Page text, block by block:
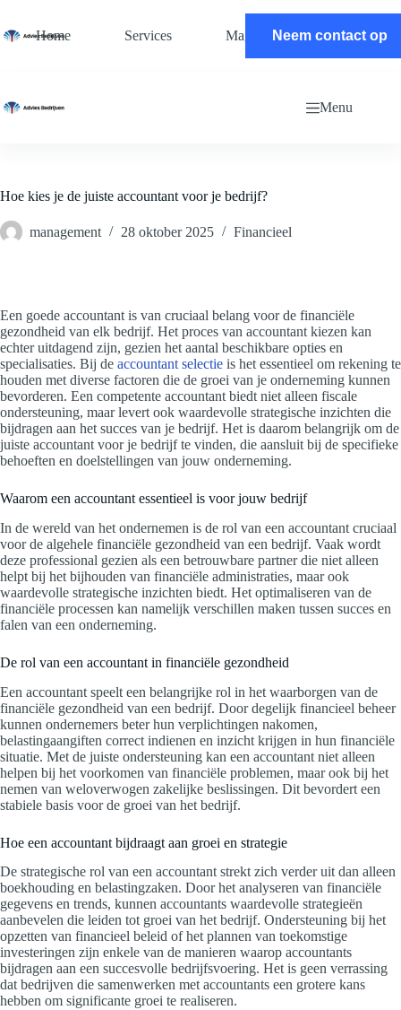
de
Home Services Magazine Contact
Neem contact op
Menu
Hoe kies je de juiste accountant voor je bedrijf?
management 28 oktober 2025 Financieel
Een goede accountant is van cruciaal belang voor de financiële
gezondheid van elk bedrijf. Het proces van accountant kiezen kan
echter uitdagend zijn, gezien het aantal beschikbare opties en
specialisaties. Bij de accountant selectie is het essentieel om rekening te
houden met diverse factoren die de groei van je onderneming kunnen
bevorderen. Een competente accountant biedt niet alleen fiscale
ondersteuning, maar levert ook waardevolle strategische inzichten die
bijdragen aan het succes van je bedrijf. Het is daarom belangrijk om de
juiste accountant voor je bedrijf te vinden, die aansluit bij de specifieke
behoeften en doelstellingen van jouw onderneming.
Waarom een accountant essentieel is voor jouw bedrijf
In de wereld van het ondernemen is de rol van een accountant cruciaal
voor de algehele financiële gezondheid van een bedrijf. Vaak wordt
deze professional gezien als een betrouwbare partner die niet alleen
helpt bij het bijhouden van financiële administraties, maar ook
waardevolle strategische inzichten biedt. Het optimaliseren van de
financiële processen kan namelijk verschillen maken tussen succes en
falen van een onderneming.
De rol van een accountant in financiële gezondheid
Een accountant speelt een belangrijke rol in het waarborgen van de
financiële gezondheid van een bedrijf. Door degelijk financieel beheer
kunnen ondernemers beter hun verplichtingen nakomen,
belastingaangiften correct indienen en inzicht krijgen in hun financiële
situatie. Met de juiste ondersteuning kan een accountant niet alleen
helpen bij het voorkomen van financiële problemen, maar ook bij het
nemen van weloverwogen zakelijke beslissingen. Dit bevordert een
stabiele basis voor de groei van het bedrijf.
Hoe een accountant bijdraagt aan groei en strategie
De strategische rol van een accountant strekt zich verder uit dan alleen
boekhouding en belastingzaken. Door het analyseren van financiële
gegevens en trends, kunnen accountants waardevolle strategieën
aanbevelen die leiden tot groei van het bedrijf. Ondersteuning bij het
opzetten van financieel beleid of het plannen van toekomstige
investeringen zijn enkele van de manieren waarop accountants
bijdragen aan een succesvolle bedrijfsvoering. Het is geen verrassing
dat bedrijven die samenwerken met accountants een grotere kans
hebben om significante groei te realiseren.